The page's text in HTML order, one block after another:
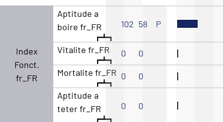
Index
Fonct.
fr_FR
Aptitude a
boire fr_FR
102 58 P
Vitalite fr_FR 0
0
Mortalite fr_FR 0
0
Aptitude a
teter fr_FR
0 0